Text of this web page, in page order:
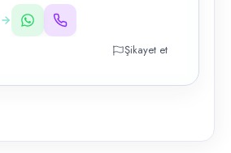
Şikayet et